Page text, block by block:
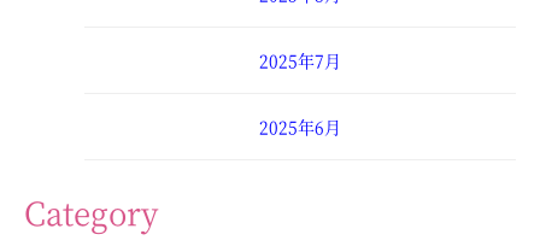
2025年7月
2025年6月
Category